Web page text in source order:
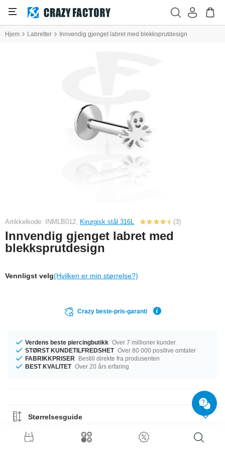
Hjem Labretter Innvendig gjenget labret med blekksprutdesign
Artikkelkode: INMLB012, Kirurgisk stål 316L (3)
Innvendig gjenget labret med
blekksprutdesign
Vennligst velg(Hvilken er min størrelse?)
Crazy beste-pris-garanti
Verdens beste piercingbutikk Over 7 millioner kunder
STØRST KUNDETILFREDSHET Over 80 000 positive omtaler
FABRIKKPRISER
Bestill direkte fra produsenten
BEST KVALITET Over 20 års erfaring
Størrelsesguide
Materialguide